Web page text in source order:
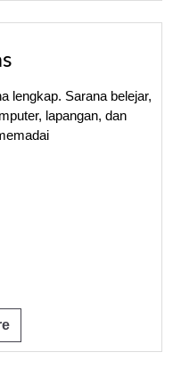
lengkap. Sarana belejar,
lapangan, dan